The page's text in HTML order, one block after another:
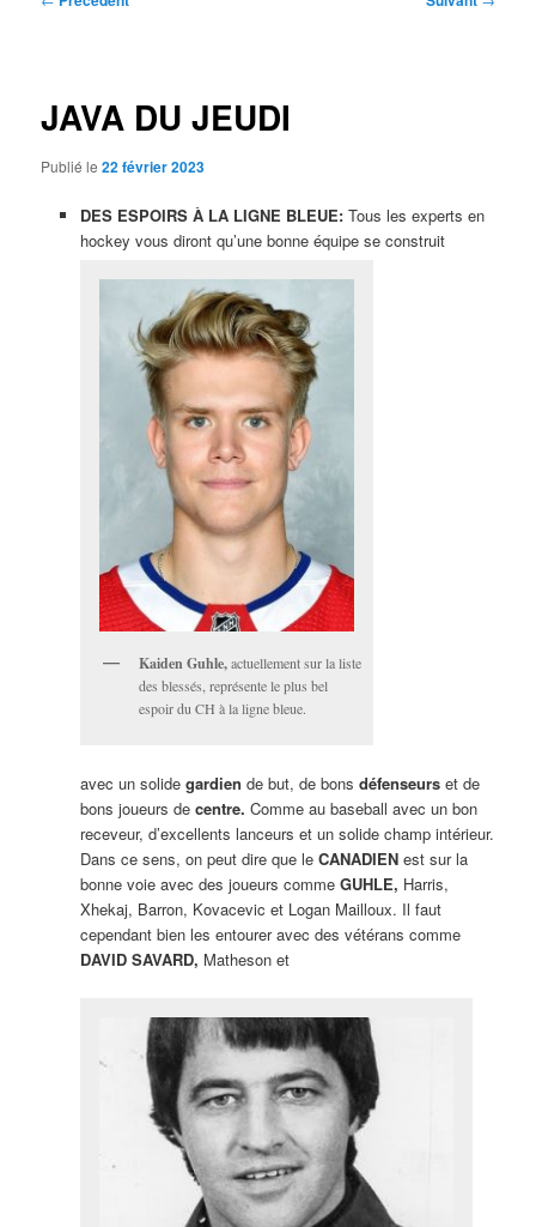
JAVA DU JEUDI
Publié le22 février 2023
DES ESPOIRS À LA LIGNE BLEUE:Tous les experts en
hockey vous diront qu’une bonne équipe se construit
Kaiden Guhle,actuellement sur la liste
des blessés, représente le plus bel
espoir du CH à la ligne bleue.
avec un solide gardien de but, de bons défenseurset de
bons joueurs de centre. Comme au baseball avec un bon
receveur, d’excellents lanceurs et un solide champ intérieur.
Dans ce sens, on peut dire que le CANADIENest sur la
bonne voie avec des joueurs comme GUHLE, Harris,
Xhekaj, Barron, Kovacevic et Logan Mailloux. Il faut
cependant bien les entourer avec des vétérans comme
DAVID SAVARD, Matheson et